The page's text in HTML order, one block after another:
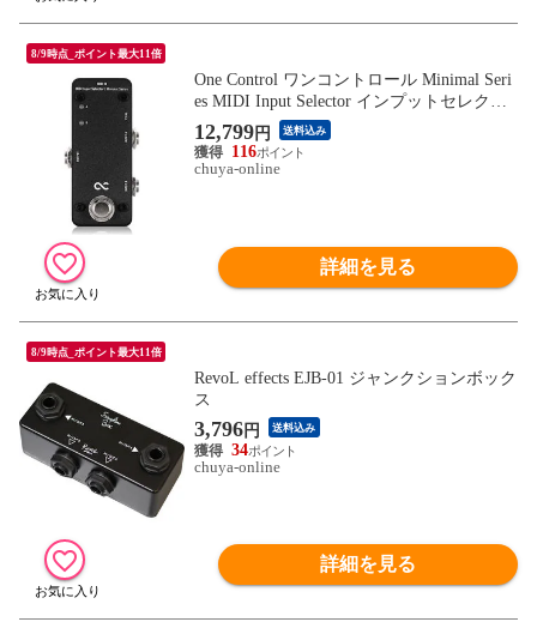
8/9時点_ポイント最大11倍
One Control ワンコントロール Minimal Seri
es MIDI Input Selector インプットセレクタ
ー フットスイッチ ABボックス
12,799円 送料込み
116
chuya-online
詳細を見る
8/9時点_ポイント最大11倍
RevoL effects EJB-01 ジャンクションボック
ス
3,796円 送料込み
34
chuya-online
詳細を見る